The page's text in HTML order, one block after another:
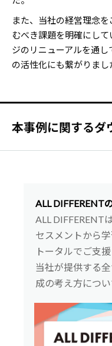
また、当社の経営理念
むべき課題を明確にし
ジのリニューアルを通
の活性化にも繋がりまし
本事例に関するダ
ALL DIFFERENT
ALL DIFFERENT
セスメントから
トータルでご支
当社が提供する
成の考え方につい